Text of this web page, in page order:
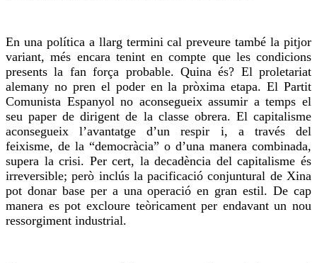
En una política a llarg termini cal preveure també la pitjor
variant, més encara tenint en compte que les condicions
presents la fan força probable. Quina és? El proletariat
alemany no prenel poder en la pròxima etapa. El Partit
Comunista Espanyol no aconsegueix assumir a temps el
seu paper de dirigent de la classe obrera. El capitalisme
aconsegueix l’avantatge d’un respir i, a través del
feixisme, de la “democràcia” o d’una manera combinada,
supera la crisi. Per cert, la decadència del capitalisme és
irreversible; però inclús la pacificació conjuntural de Xina
pot donar base per a una operació en gran estil. De cap
manera es pot excloure teòricament per endavant un nou
ressorgiment industrial.